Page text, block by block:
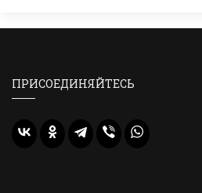
ПРИСОЕДИНЯЙТЕСЬ